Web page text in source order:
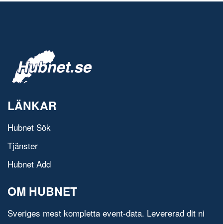
LÄNKAR
Hubnet Sök
Tjänster
Hubnet Add
OM HUBNET
Sveriges mest kompletta event-data. Levererad dit ni